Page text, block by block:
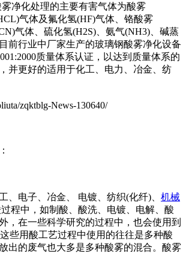
净化处理的主要有害气体为酸雾
气体及氟化氢(HF)气体、铬酸雾
气体、硫化氢(H2S)、氨气(NH3)、碱蒸
前行业中厂家生产的玻璃钢酸雾净化设备
质量体系认证，以达到质量体系的
并更好的适用于化工、电力、冶金、纺
zqktblg-News-130640/
、电子、冶金、 电镀、纺织(化纤)、 机械
程中，如制酸、酸洗、电镀、电解、酸
，在一些科学研究的过程中，也会使用到
些用酸工艺过程中使用的往往是多种酸
出的废气也大多是多种酸雾的混合。酸雾